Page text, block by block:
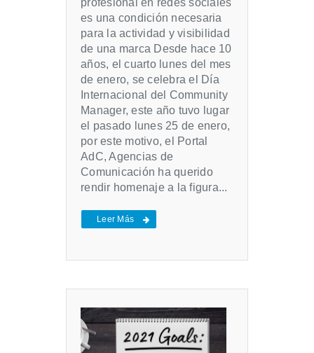
es una condición necesaria
para la actividad y visibilidad
de una marca Desde hace 10
años, el cuarto lunes del mes
de enero, se celebra el Día
Internacional del Community
Manager, este año tuvo lugar
el pasado lunes 25 de enero,
por este motivo, el Portal
AdC, Agencias de
Comunicación ha querido
rendir homenaje a la figura...
Leer Más